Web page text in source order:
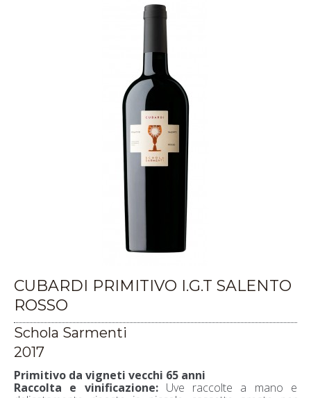
CUBARDI PRIMITIVO I.G.T SALENTO
ROSSO
Schola Sarmenti
2017
Primitivo da vigneti vecchi 65 anni
Raccolta e vinificazione:Uve raccolte a mano e